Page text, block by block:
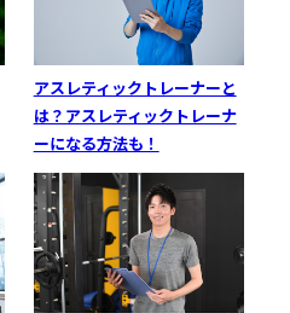
アスレティックトレーナーと
は？アスレティックトレーナ
ーになる方法も！